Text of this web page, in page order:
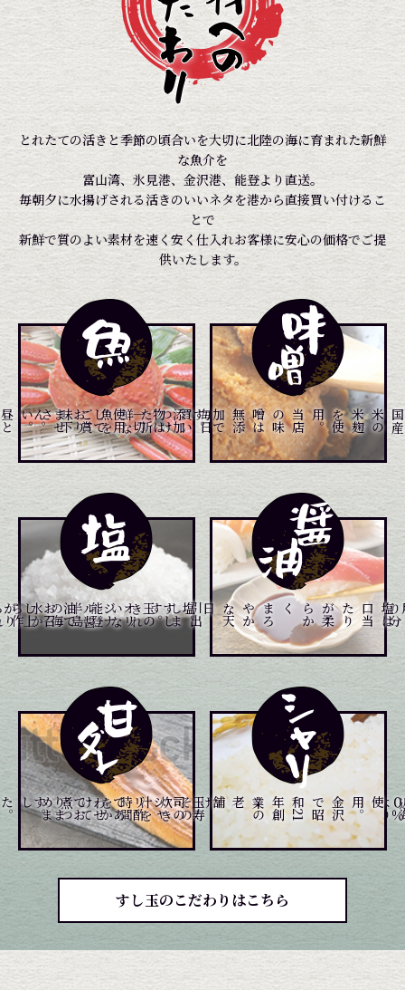
メニュー一覧はこちら
メニュー一覧はこちら
メニュー一覧はこちら
とれたての活きと季節の頃合いを大切に北陸の海に育まれた新鮮
な魚介を
富山湾、氷見港、金沢港、能登より直送。
毎朝夕に水揚げされる活きのいいネタを港から直接買い付けるこ
とで
新鮮で質のよい素材を速く安く仕入れお客様に安心の価格でご提
供いたします。
石
川
県
、
富
山
県
の
港
や
市
場
よ
り
毎
日
買
い
つ
け
た
新
鮮
な
魚
を
ご
賞
味
下
さい
。
す 。
当
店
の
味
噌
は
無
添
加
で
す
。
添
加
物
は
一
切
使
用
し
て
お
り
ま
せ
ん
。
は
食
材
の
本
物
の
味
を
引
出
し
ま
す
。
き
れ
い
な
能
登
半
島
の
海
水
か
ら
作
ら
れ 塩
は
口
当
た
り
が
柔
ら
か
く
、
ま
ろ
や
か
な
天
日塩
。
す
し
玉
の
オ
リ
ジ
ナ
ル
醤
油
で
お
召
し
上
が
り
下
さ
い
を
じ
っ
く
り
炊
き
上げ
、
そ
の
炊
き
汁
を
時
間
を
か
け
て
煮
つ
め
ま
した 。
金
沢
で
昭
和
2
1
年
創
業
の
老舗
、
玉
寿
司
の
シ
ャ
リ
酢
で
あ
わ
せ
て
お
り
ま
す
。
すし玉のこだわりはこちら